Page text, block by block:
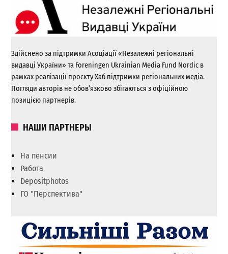
Здійснено за підтримки Асоціації «Незалежні регіональні
видавці України» та Foreningen Ukrainian Media Fund Nordic в
рамках реалізації проєкту Хаб підтримки регіональних медіа.
Погляди авторів не обов’язково збігаються з офіційною
позицією партнерів.
НАШИ ПАРТНЕРЫ
На пенсии
Работа
Depositphotos
ГО "Перспектива"